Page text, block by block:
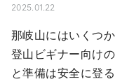
2025.01.22
那岐山にはいくつ
登山ビギナー向け
と準備は安全に登